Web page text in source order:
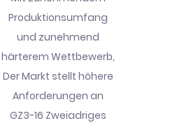
Produktionsumfang
und zunehmend
härterem Wettbewerb,
Der Markt stellt höhere
Anforderungen an
GZ3-16 Zweiadriges